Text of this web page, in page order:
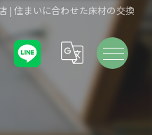
| 住まいに合わせた床材の交換